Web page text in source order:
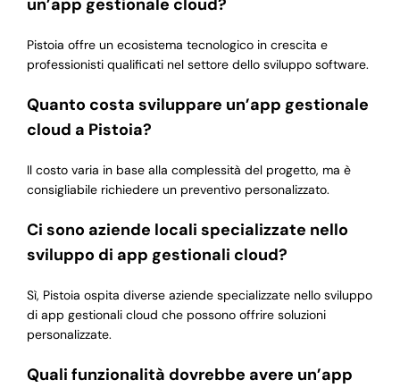
un’app gestionale cloud?
Pistoia offre un ecosistema tecnologico in crescita e
professionisti qualificati nel settore dello sviluppo software.
Quanto costa sviluppare un’app gestionale
cloud a Pistoia?
Il costo varia in base alla complessità del progetto, ma è
consigliabile richiedere un preventivo personalizzato.
Ci sono aziende locali specializzate nello
sviluppo di app gestionali cloud?
Sì, Pistoia ospita diverse aziende specializzate nello sviluppo
di app gestionali cloud che possono offrire soluzioni
personalizzate.
Quali funzionalità dovrebbe avere un’app